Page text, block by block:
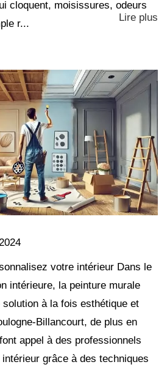
cloquent, moisissures, odeurs
r...
Lire plus
votre intérieur Dans le
intérieure, la peinture murale
solution à la fois esthétique et
Billancourt, de plus en
appel à des professionnels
grâce à des techniques